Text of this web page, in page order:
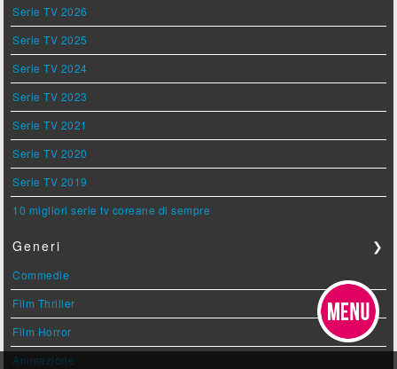
Serie TV 2026
Serie TV 2025
Serie TV 2024
Serie TV 2023
Serie TV 2021
Serie TV 2020
Serie TV 2019
10 migliori serie tv coreane di sempre
Generi ❯
Commedie
Film Thriller
Film Horror
Animazione